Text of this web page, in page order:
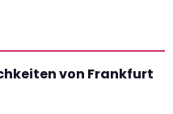
von Frankfurt